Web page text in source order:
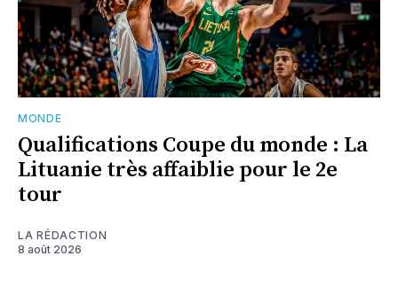
MONDE
Qualifications Coupe du monde : La
Lituanie très affaiblie pour le 2e
tour
LA RÉDACTION
8 août 2026